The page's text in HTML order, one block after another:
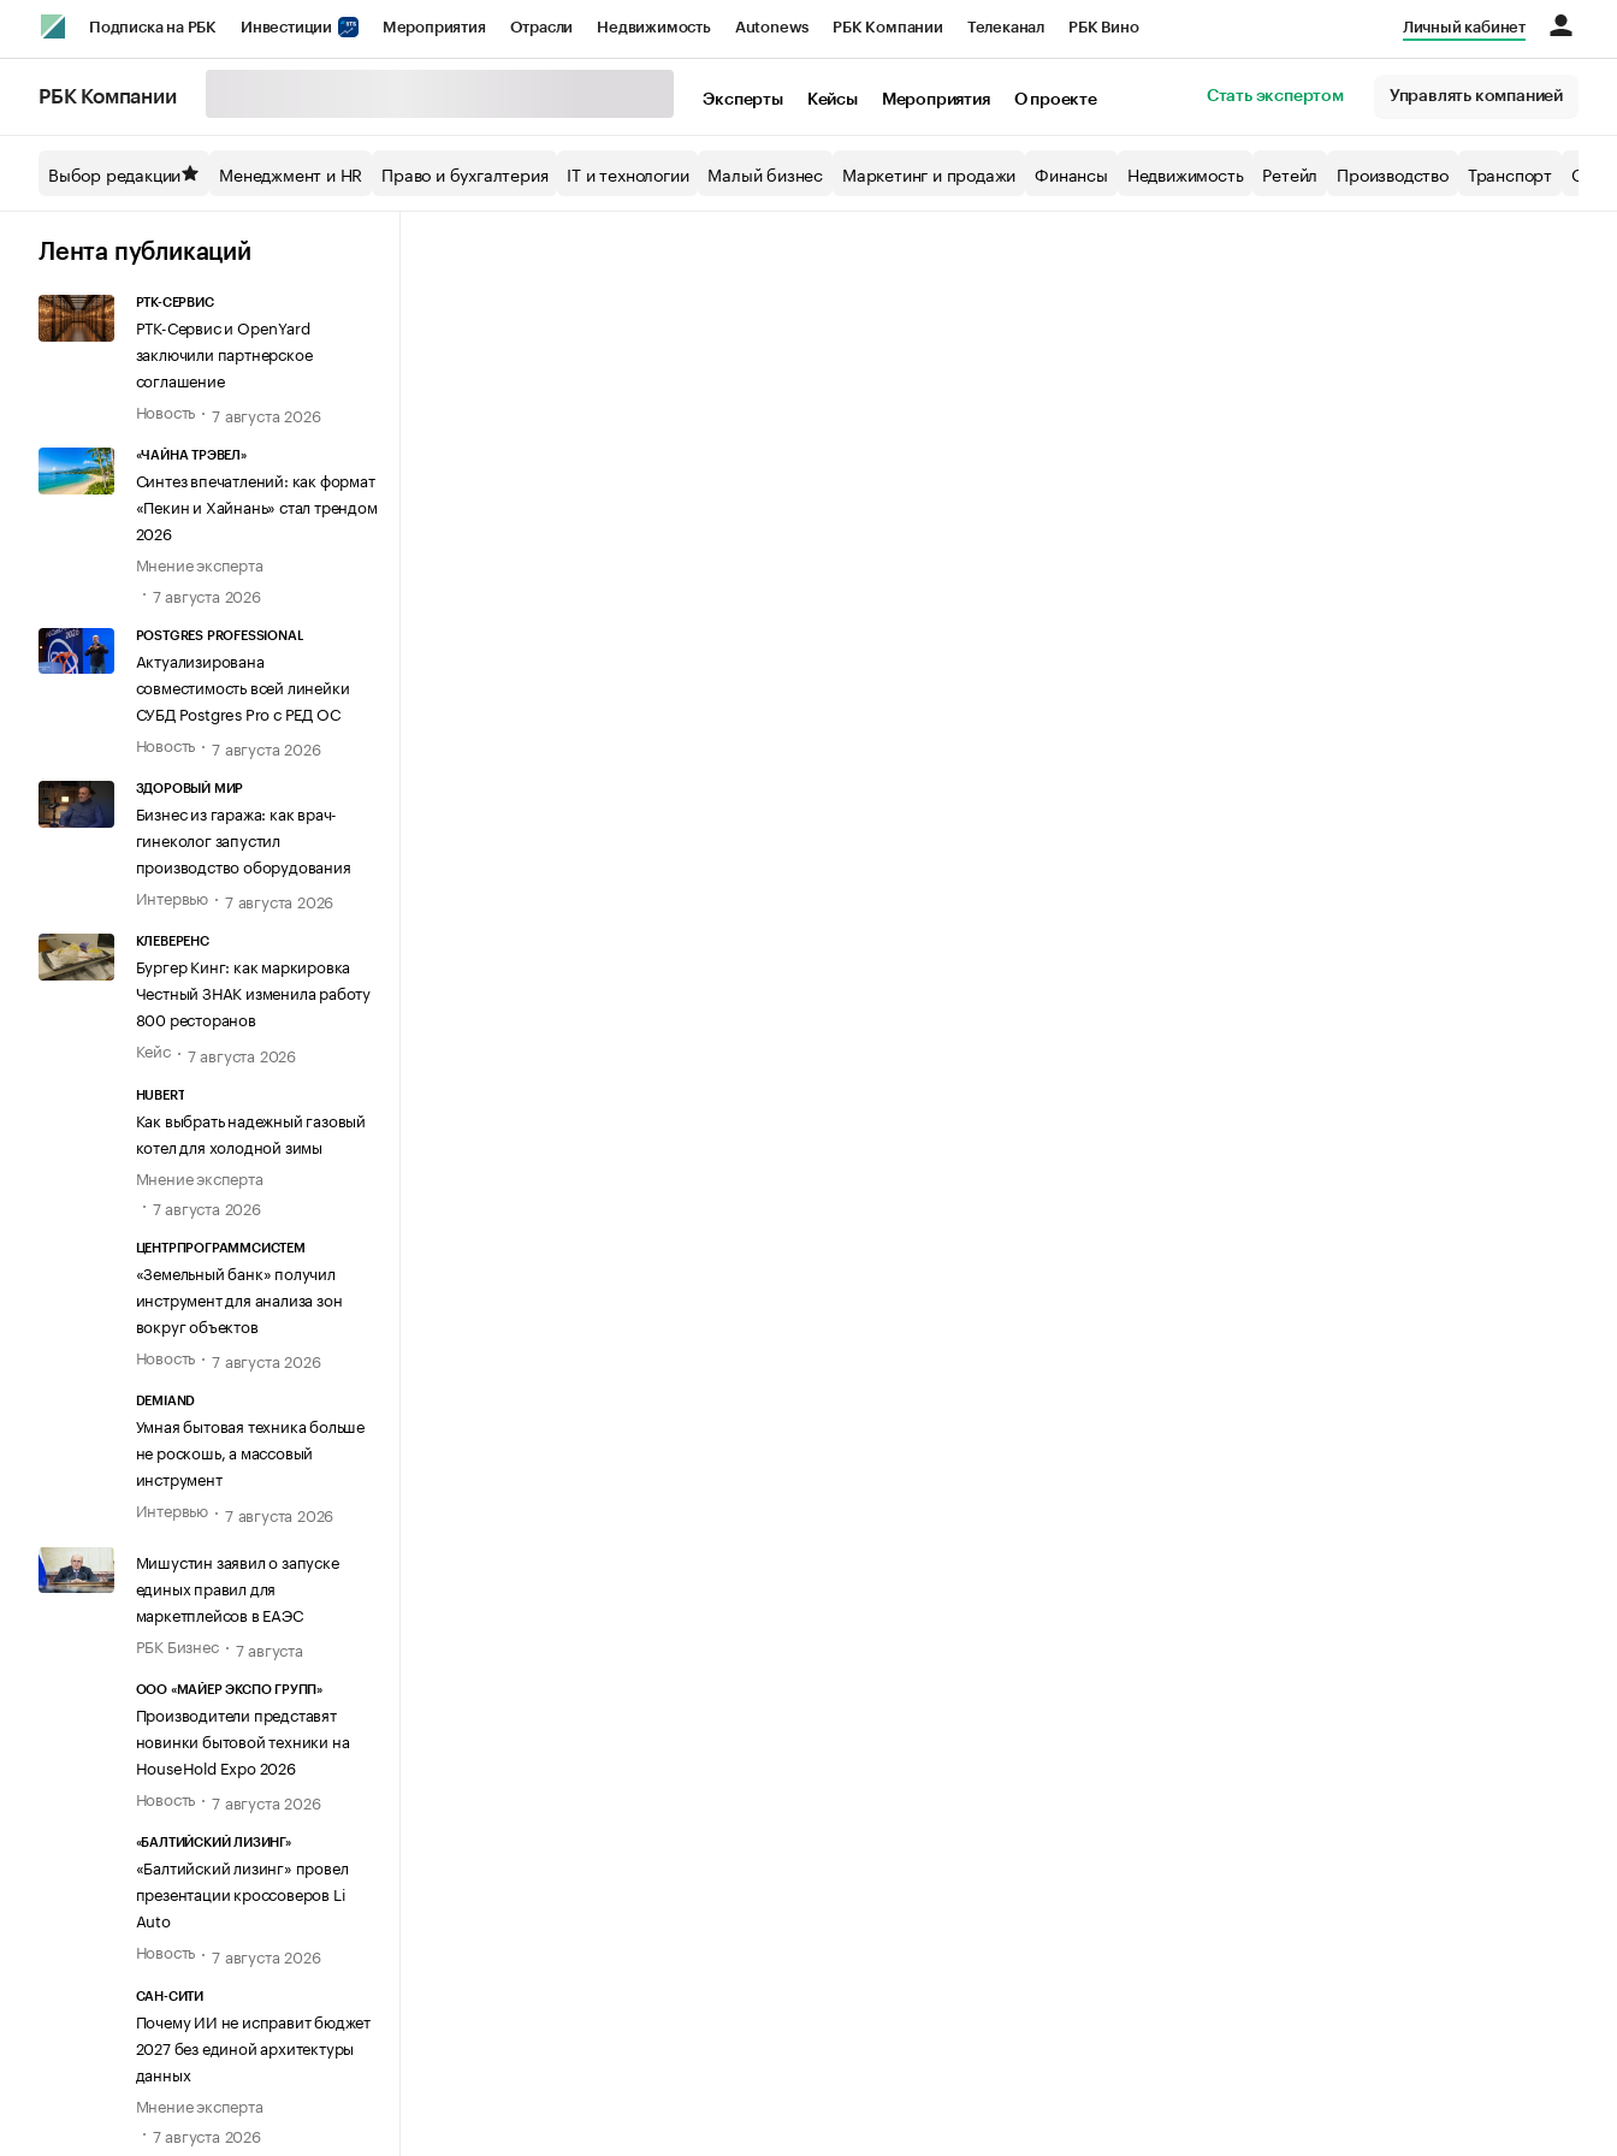
Подписка на РБК Инвестиции Мероприятия Отрасли Недвижимость Autonews РБК Компании Телеканал РБК Вино
Спецпроекты СПб Конференции СПб Спецпроекты Экономика Бизнес
Технологии и медиа
Личный кабинет
РБК Компании Эксперты Кейсы Мероприятия О проекте Стать экспертом Управлять компанией
Выбор редакции Менеджмент и HR Право и бухгалтерия IT и технологии Малый бизнес Маркетинг и продажи Финансы Недвижимость Ретейл Производство Транспорт
Лента публикаций
РТК-СЕРВИС
РТК-Сервис и OpenYard
заключили партнерское
соглашение
Новость
7 августа 2026
«ЧАЙНА ТРЭВЕЛ»
Синтез впечатлений: как формат
«Пекин и Хайнань» стал трендом
2026
Мнение эксперта
7 августа 2026
POSTGRES PROFESSIONAL
Актуализирована
совместимость всей линейки
СУБД Postgres Pro с РЕД ОС
Новость
7 августа 2026
ЗДОРОВЫЙ МИР
Бизнес из гаража: как врач-
гинеколог запустил
производство оборудования
Интервью
7 августа 2026
КЛЕВЕРЕНС
Бургер Кинг: как маркировка
Честный ЗНАК изменила работу
800 ресторанов
Кейс
7 августа 2026
HUBERT
Как выбрать надежный газовый
котел для холодной зимы
Мнение эксперта
7 августа 2026
ЦЕНТРПРОГРАММСИСТЕМ
«Земельный банк» получил
инструмент для анализа зон
вокруг объектов
Новость
7 августа 2026
DEMIAND
Умная бытовая техника больше
не роскошь, а массовый
инструмент
Интервью
7 августа 2026
Мишустин заявил о запуске
единых правил для
маркетплейсов в ЕАЭС
РБК Бизнес
7 августа
ООО «МАЙЕР ЭКСПО ГРУПП»
Производители представят
новинки бытовой техники на
HouseHold Expo 2026
Новость
7 августа 2026
«БАЛТИЙСКИЙ ЛИЗИНГ»
«Балтийский лизинг» провел
презентации кроссоверов Li
Auto
Новость
7 августа 2026
САН-СИТИ
Почему ИИ не исправит бюджет
2027 без единой архитектуры
данных
Мнение эксперта
7 августа 2026